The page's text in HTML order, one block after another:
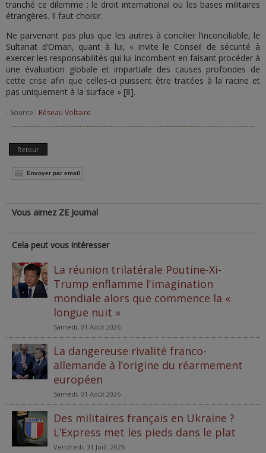
tranché ce dilemme : le droit international ou les bases militaires
étrangères. Il faut choisir.
Ne parvenant pas plus que les autres à concilier l’inconciliable, le
Sultanat d’Oman, quant à lui, « invite le Conseil de sécurité à
exercer les responsabilités qui lui incombent en faisant procéder à
une évaluation globale et impartiale des causes profondes de
cette crise afin que celles-ci puissent être traitées à la racine et
pas uniquement à la surface » [8].
- Source : Réseau Voltaire
Retour
Envoyer par email
Vous aimez ZE Journal
Cela peut vous intéresser
La réunion trilatérale Poutine-Xi-
Trump enflamme l'imagination
mondiale alors que commence la «
longue nuit »
Samedi, 01 Août 2026
La dangereuse rivalité franco-
allemande à l’origine du réarmement
européen
Samedi, 01 Août 2026
Des militaires français en Ukraine ?
L’Express met les pieds dans le plat
Vendredi, 31 Juill. 2026